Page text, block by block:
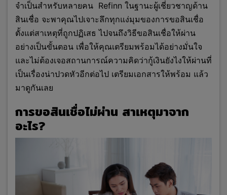
จำเป็นสำหรับหลายคน Refinn ในฐานะผู้เชี่ยวชาญด้าน
สินเชื่อ จะพาคุณไปเจาะลึกทุกแง่มุมของการขอสินเชื่อ
ตั้งแต่สาเหตุที่ถูกปฏิเสธ ไปจนถึงวิธีขอสินเชื่อให้ผ่าน
อย่างเป็นขั้นตอน เพื่อให้คุณเตรียมพร้อมได้อย่างมั่นใจ
และไม่ต้องเจอสถานการณ์ความคิดว่ากู้เงินยังไงให้ผ่านที่
เป็นเรื่องน่าปวดหัวอีกต่อไป เตรียมเอกสารให้พร้อม แล้ว
มาดูกันเลย
การขอสินเชื่อไม่ผ่าน สาเหตุมาจาก
อะไร?